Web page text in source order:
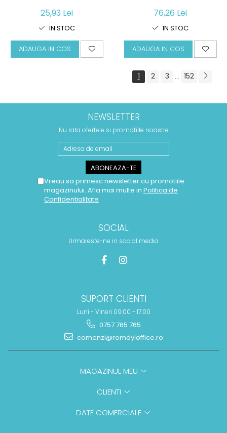
25,93 Lei
IN STOC
ADAUGA IN COS
76,26 Lei
IN STOC
ADAUGA IN COS
1 2 3 ... 152
NEWSLETTER
Nu rata ofertele si promotiile noastre
Vreau sa primesc newsletter cu promotiile
magazinului. Afla mai multe in Politica de
Confidentialitate
SOCIAL
Urmareste-ne in social media
SUPORT CLIENTI
Luni - Vineri 09:00 - 17:00
0757 765 765
comenzi@romdyloffice.ro
MAGAZINUL MEU
CLIENTI
DATE COMERCIALE